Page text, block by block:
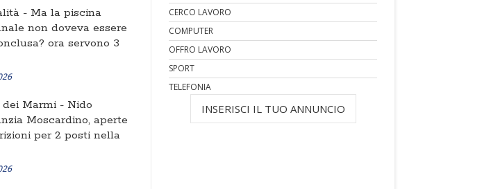
- Ma la piscina
non doveva essere
ora servono 3
dei Marmi - Nido
Moscardino, aperte
per 2 posti nella
CERCO LAVORO
COMPUTER
OFFRO LAVORO
SPORT
TELEFONIA
INSERISCI IL TUO ANNUNCIO